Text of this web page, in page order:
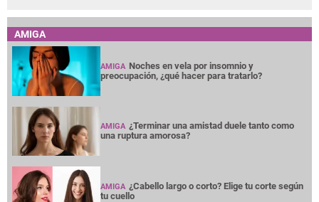
AMIGA
AMIGA Noches en vela por insomnio y
preocupación, ¿qué hacer para tratarlo?
AMIGA ¿Terminar una amistad duele tanto como
una ruptura amorosa?
AMIGA ¿Cabello largo o corto? Elige tu corte según
tu cuello